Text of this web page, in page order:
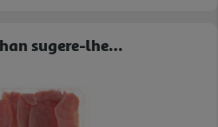
sugere-lhe...